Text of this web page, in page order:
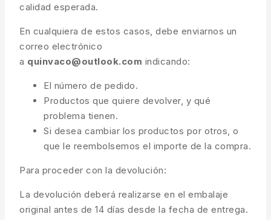
calidad esperada.
En cualquiera de estos casos, debe enviarnos un
correo electrónico
a quinvaco@outlook.com indicando:
El número de pedido.
Productos que quiere devolver, y qué
problema tienen.
Si desea cambiar los productos por otros, o
que le reembolsemos el importe de la compra.
Para proceder con la devolución:
La devolución deberá realizarse en el embalaje
original antes de 14 días desde la fecha de entrega.